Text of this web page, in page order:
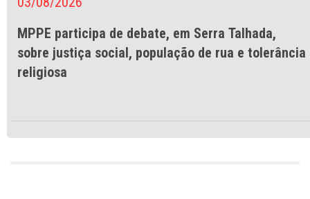
MPPE participa de debate, em Serra Talhada,
sobre justiça social, população de rua e tolerância
religiosa